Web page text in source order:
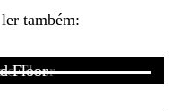
também:
Floor